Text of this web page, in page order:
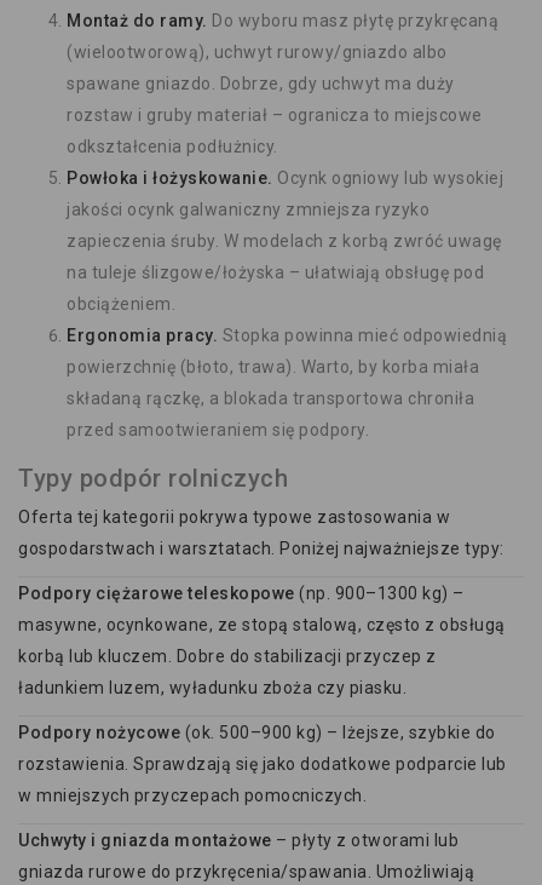
Montaż do ramy. Do wyboru masz płytę przykręcaną
(wielootworową), uchwyt rurowy/gniazdo albo
spawane gniazdo. Dobrze, gdy uchwyt ma duży
rozstaw i gruby materiał – ogranicza to miejscowe
odkształcenia podłużnicy.
Powłoka i łożyskowanie. Ocynk ogniowy lub wysokiej
jakości ocynk galwaniczny zmniejsza ryzyko
zapieczenia śruby. W modelach z korbą zwróć uwagę
na tuleje ślizgowe/łożyska – ułatwiają obsługę pod
obciążeniem.
Ergonomia pracy. Stopka powinna mieć odpowiednią
powierzchnię (błoto, trawa). Warto, by korba miała
składaną rączkę, a blokada transportowa chroniła
przed samootwieraniem się podpory.
Typy podpór rolniczych
Oferta tej kategorii pokrywa typowe zastosowania w
gospodarstwach i warsztatach. Poniżej najważniejsze typy:
Podpory ciężarowe teleskopowe (np. 900–1300 kg) –
masywne, ocynkowane, ze stopą stalową, często z obsługą
korbą lub kluczem. Dobre do stabilizacji przyczep z
ładunkiem luzem, wyładunku zboża czy piasku.
Podpory nożycowe (ok. 500–900 kg) – lżejsze, szybkie do
rozstawienia. Sprawdzają się jako dodatkowe podparcie lub
w mniejszych przyczepach pomocniczych.
Uchwyty i gniazda montażowe – płyty z otworami lub
gniazda rurowe do przykręcenia/spawania. Umożliwiają